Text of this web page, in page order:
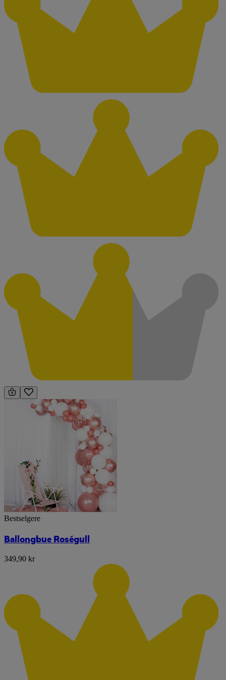
Bestselgere
Ballongbue Roségull
349,90 kr